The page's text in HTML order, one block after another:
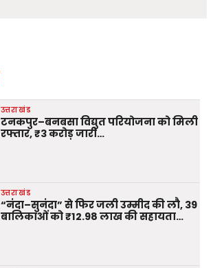
उत्तराखंड
टनकपुर–बनबसा विद्युत परियोजना को मिली
रफ्तार, ₹3 करोड़ जारी…
उत्तराखंड
“नंदा–सुनंदा” से फिर जली उम्मीद की लौ, 39
बालिकाओं को ₹12.98 लाख की सहायता…